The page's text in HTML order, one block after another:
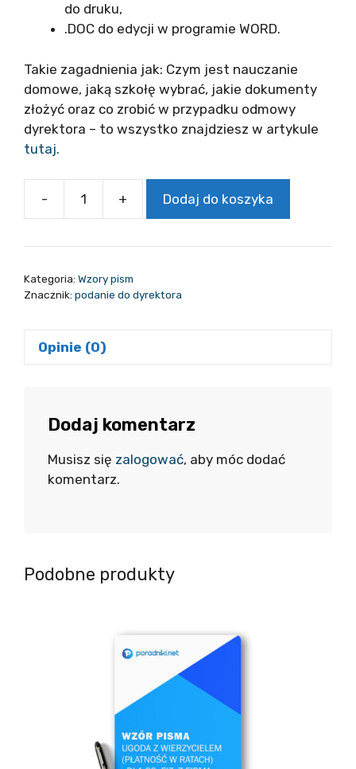
do druku,
.DOC do edycji w programie WORD.
Takie zagadnienia jak: Czym jest nauczanie
domowe, jaką szkołę wybrać, jakie dokumenty
złożyć oraz co zrobić w przypadku odmowy
dyrektora – to wszystko znajdziesz w artykule
tutaj.
-
ilość
platnosci
+ Dodaj do koszyka
Kategoria: Wzory pism
Znacznik: podanie do dyrektora
Opinie (0)
Dodaj komentarz
Musisz się zalogować, aby móc dodać
komentarz.
Podobne produkty